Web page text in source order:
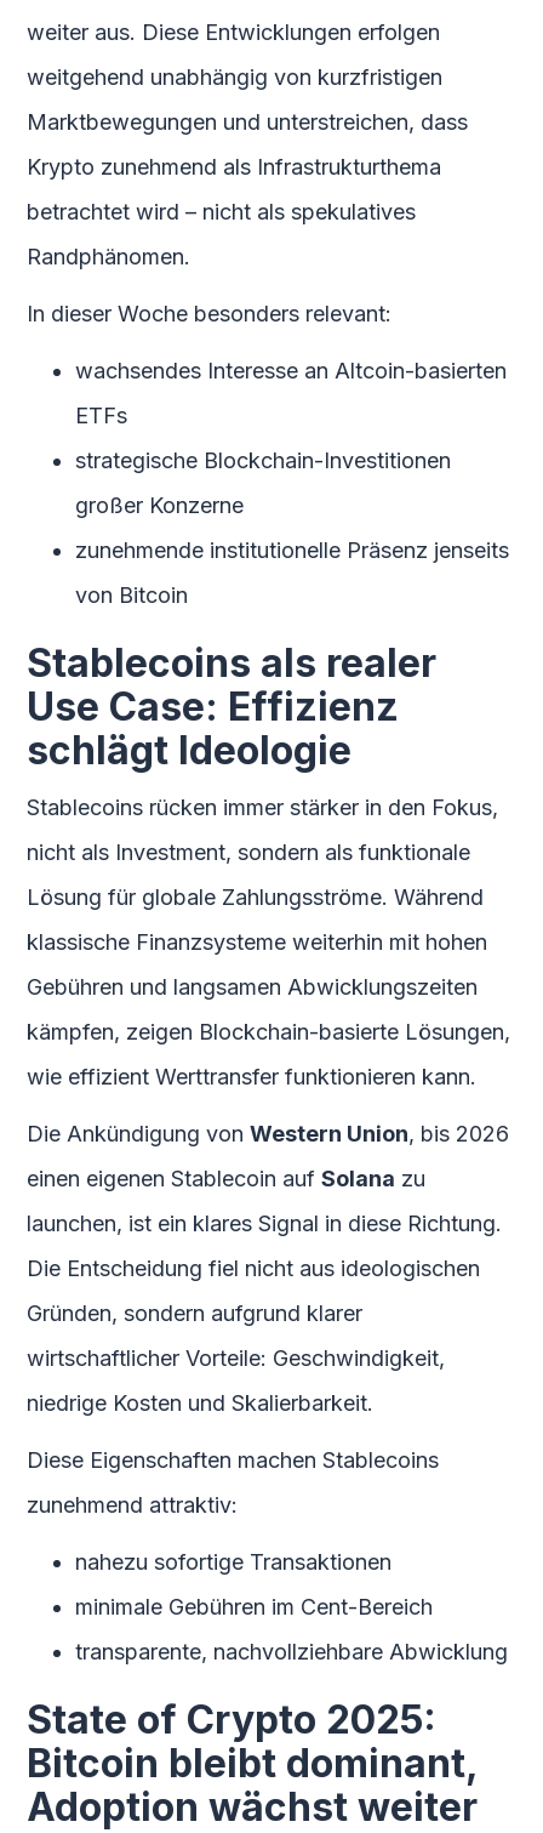
weiter aus. Diese Entwicklungen erfolgen
weitgehend unabhängig von kurzfristigen
Marktbewegungen und unterstreichen, dass
Krypto zunehmend als Infrastrukturthema
betrachtet wird – nicht als spekulatives
Randphänomen.
In dieser Woche besonders relevant:
wachsendes Interesse an Altcoin-basierten
ETFs
strategische Blockchain-Investitionen
großer Konzerne
zunehmende institutionelle Präsenz jenseits
von Bitcoin
Stablecoins als realer
Use Case: Effizienz
schlägt Ideologie
Stablecoins rücken immer stärker in den Fokus,
nicht als Investment, sondern als funktionale
Lösung für globale Zahlungsströme. Während
klassische Finanzsysteme weiterhin mit hohen
Gebühren und langsamen Abwicklungszeiten
kämpfen, zeigen Blockchain-basierte Lösungen,
wie effizient Werttransfer funktionieren kann.
Die Ankündigung vonWestern Union, bis 2026
einen eigenen Stablecoin aufSolana zu
launchen, ist ein klares Signal in diese Richtung.
Die Entscheidung fiel nicht aus ideologischen
Gründen, sondern aufgrund klarer
wirtschaftlicher Vorteile: Geschwindigkeit,
niedrige Kosten und Skalierbarkeit.
Diese Eigenschaften machen Stablecoins
zunehmend attraktiv:
nahezu sofortige Transaktionen
minimale Gebühren im Cent-Bereich
transparente, nachvollziehbare Abwicklung
State of Crypto 2025:
Bitcoin bleibt dominant,
Adoption wächst weiter